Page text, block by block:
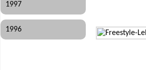
1997
1996